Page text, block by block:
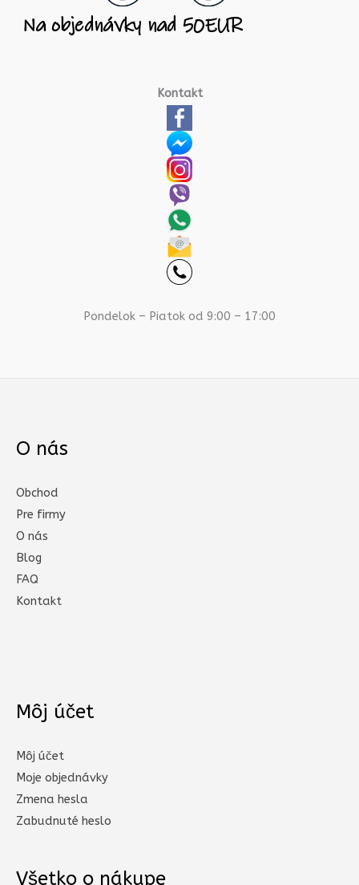
Kontakt
Pondelok – Piatok od 9:00 – 17:00
O nás
Obchod
Pre firmy
O nás
Blog
FAQ
Kontakt
Môj účet
Môj účet
Moje objednávky
Zmena hesla
Zabudnuté heslo
Všetko o nákupe